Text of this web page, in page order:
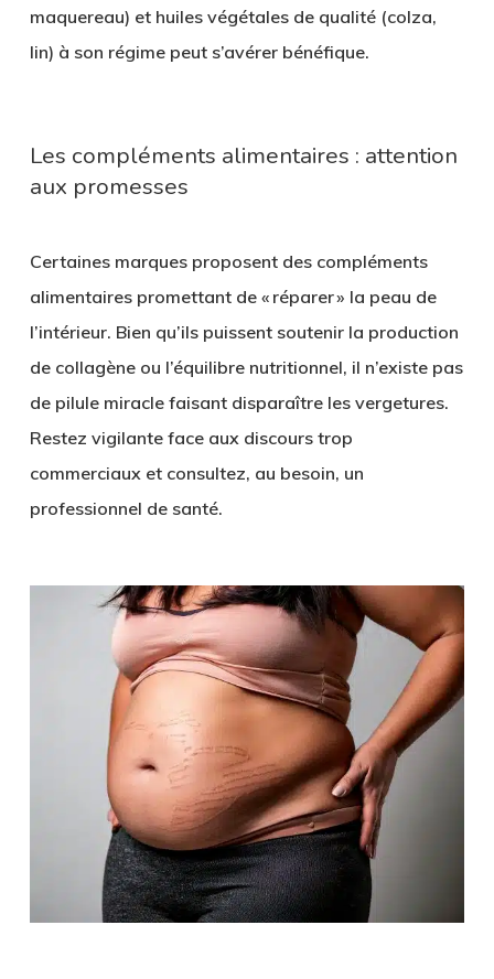
maquereau) et huiles végétales de qualité (colza,
lin) à son régime peut s’avérer bénéfique.
Les compléments alimentaires : attention
aux promesses
Certaines marques proposent des compléments
alimentaires promettant de « réparer » la peau de
l’intérieur. Bien qu’ils puissent soutenir la production
de collagène ou l’équilibre nutritionnel, il n’existe pas
de pilule miracle faisant disparaître les vergetures.
Restez vigilante face aux discours trop
commerciaux et consultez, au besoin, un
professionnel de santé.